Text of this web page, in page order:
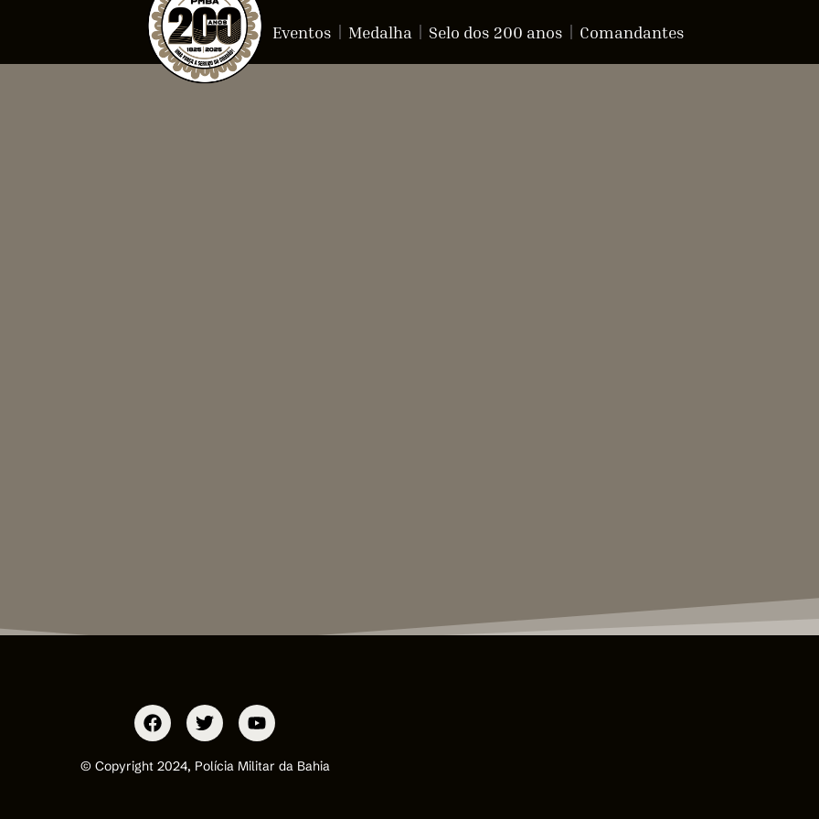
Eventos Medalha Selo dos 200 anos Comandantes
© Copyright 2024, Polícia Militar da Bahia